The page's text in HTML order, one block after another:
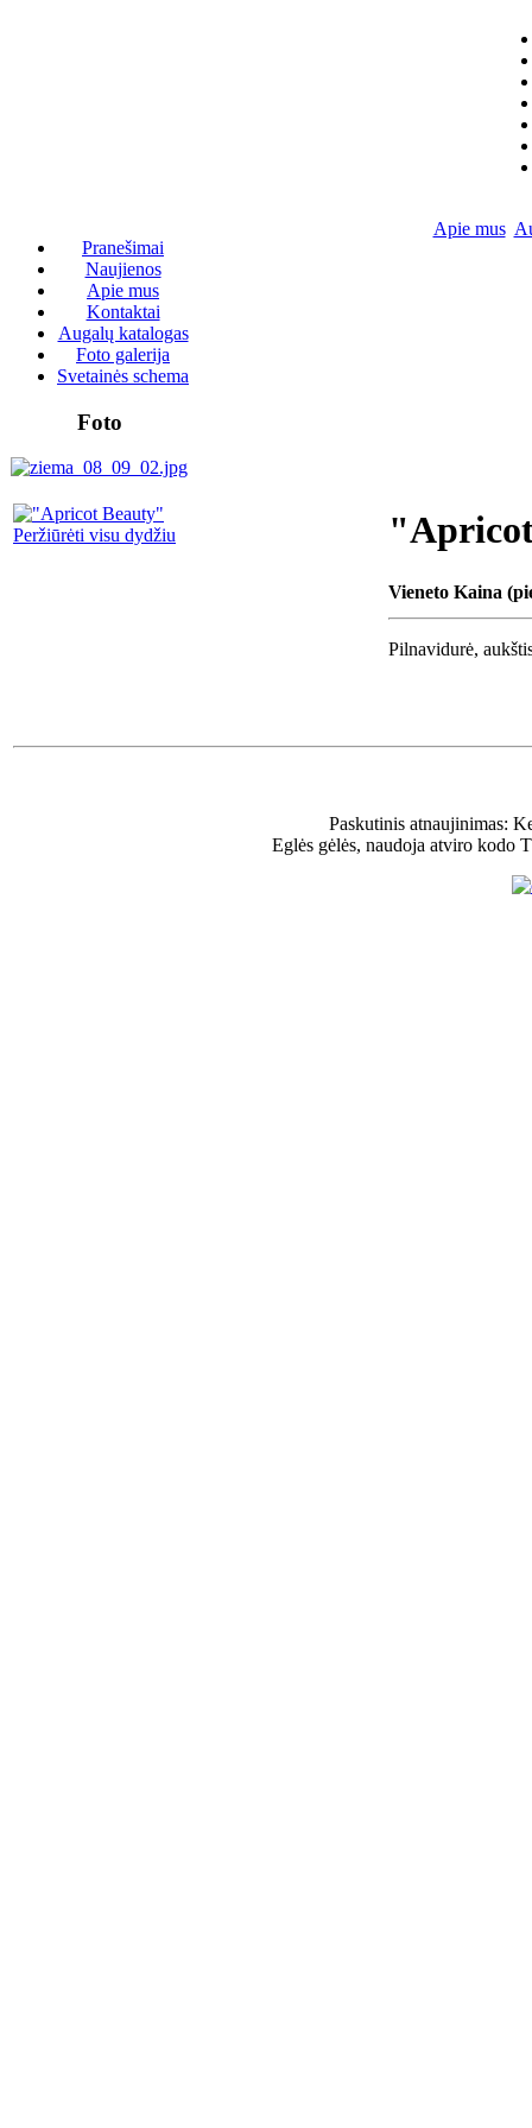
Pranešimai
Naujienos
Apie mus
Kontaktai
Augalų katalogas
Foto galerija
Svetainės schema
Foto
Apie mus
Peržiūrėti visu dydžiu
Vieneto Kaina
Pilnavidurė,
Paskutinis atnaujinimas:
Eglės gėlės, naudoja atviro kodo